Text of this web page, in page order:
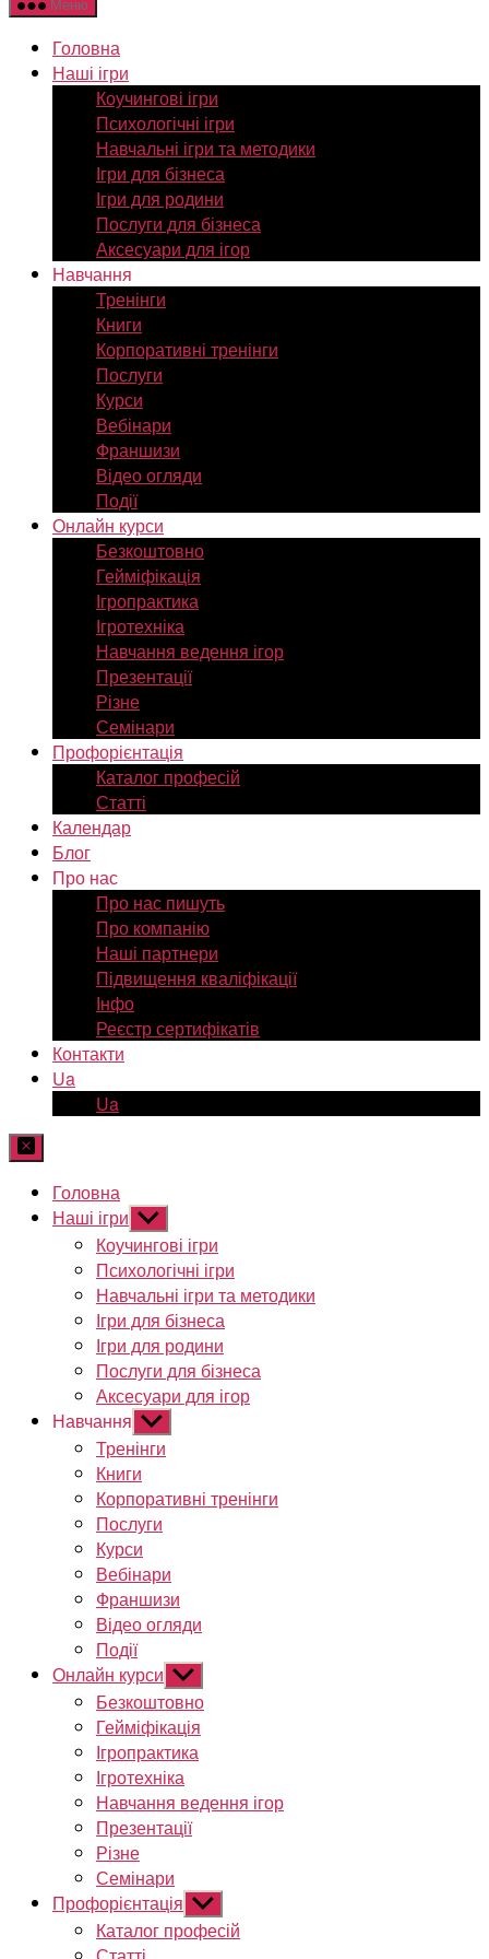
Меню
Головна
Наші ігри
Коучингові ігри
Психологічні ігри
Навчальні ігри та методики
Ігри для бізнеса
Ігри для родини
Послуги для бізнеса
Аксесуари для ігор
Навчання
Тренінги
Книги
Корпоративні тренінги
Послуги
Курси
Вебінари
Франшизи
Відео огляди
Події
Онлайн курси
Безкоштовно
Гейміфікація
Ігропрактика
Ігротехніка
Навчання ведення ігор
Презентації
Різне
Семінари
Профорієнтація
Каталог професій
Статті
Календар
Блог
Про нас
Про нас пишуть
Про компанію
Наші партнери
Підвищення кваліфікації
Інфо
Реєстр сертифікатів
Контакти
Ua
Ua
Головна
Наші ігри Показати
підменю
Коучингові ігри
Психологічні ігри
Навчальні ігри та методики
Ігри для бізнеса
Ігри для родини
Послуги для бізнеса
Аксесуари для ігор
Навчання Показати
підменю
Тренінги
Книги
Корпоративні тренінги
Послуги
Курси
Вебінари
Франшизи
Відео огляди
Події
Онлайн курси Показати
підменю
Безкоштовно
Гейміфікація
Ігропрактика
Ігротехніка
Навчання ведення ігор
Презентації
Різне
Семінари
Профорієнтація Показати
підменю
Каталог професій